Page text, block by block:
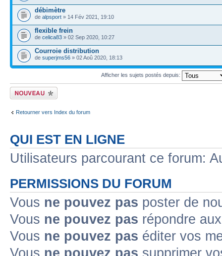
débimètre
de alpsport » 14 Fév 2021, 19:10
flexible frein
de celica83 » 02 Sep 2020, 10:27
Courroie distribution
de superjms56 » 02 Aoû 2020, 18:13
Afficher les sujets postés depuis:
Ecrire un nouveau
sujet
Retourner vers Index du forum
QUI EST EN LIGNE
Utilisateurs parcourant ce forum:
PERMISSIONS DU FORUM
Vous ne pouvez pas poster de
Vous ne pouvez pas répondre
Vous ne pouvez pas éditer vos
Vous ne pouvez pas supprimer